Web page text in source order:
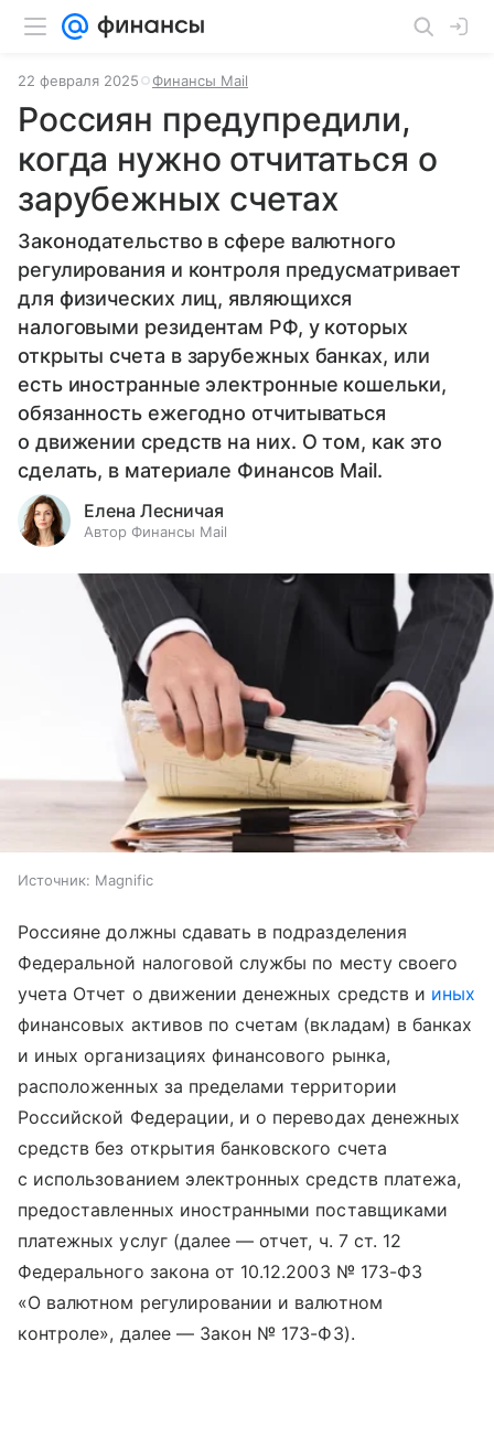
22 февраля 2025 Финансы Mail
Россиян предупредили,
когда нужно отчитаться о
зарубежных счетах
Законодательство в сфере валютного
регулирования и контроля предусматривает
для физических лиц, являющихся
налоговыми резидентам РФ, у которых
открыты счета в зарубежных банках, или
есть иностранные электронные кошельки,
обязанность ежегодно отчитываться
о движении средств на них. О том, как это
сделать, в материале Финансов Mail.
Елена Лесничая
Автор Финансы Mail
Источник: Magnific
Россияне должны сдавать в подразделения
Федеральной налоговой службы по месту своего
учета Отчет о движении денежных средств и иных
финансовых активов по счетам (вкладам) в банках
и иных организациях финансового рынка,
расположенных за пределами территории
Российской Федерации, и о переводах денежных
средств без открытия банковского счета
с использованием электронных средств платежа,
предоставленных иностранными поставщиками
платежных услуг (далее — отчет, ч. 7 ст. 12
Федерального закона от 10.12.2003 № 173-ФЗ
«О валютном регулировании и валютном
контроле», далее — Закон № 173-ФЗ).